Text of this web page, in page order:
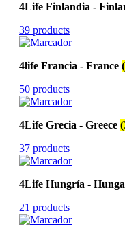
4Life Finlandia -
39 products
4life Francia - France
50 products
4Life Grecia - Greece
37 products
4Life Hungría -
21 products